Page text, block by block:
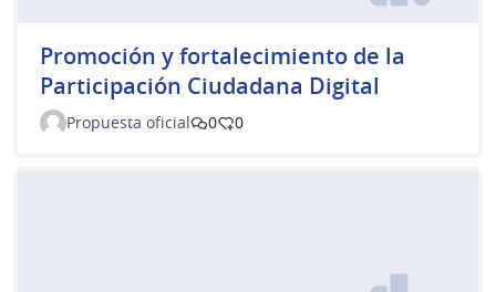
Promoción y fortalecimiento de la
Participación Ciudadana Digital
Propuesta oficial 0 0